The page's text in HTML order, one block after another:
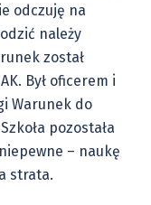
odczuję na
należy
został
Był oficerem i
Warunek do
pozostała
– naukę
strata.